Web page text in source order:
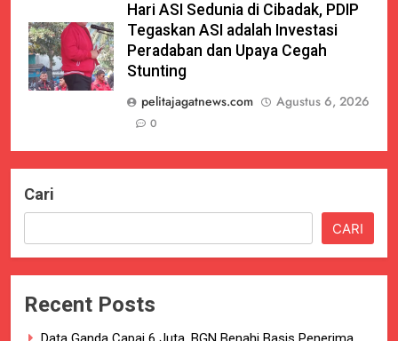
Hari ASI Sedunia di Cibadak, PDIP
Tegaskan ASI adalah Investasi
Peradaban dan Upaya Cegah
Stunting
pelitajagatnews.com
Agustus 6, 2026
0
Cari
CARI
Recent Posts